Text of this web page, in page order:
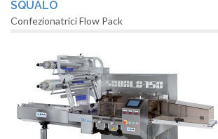
SQUALO
Confezionatrici Flow Pack